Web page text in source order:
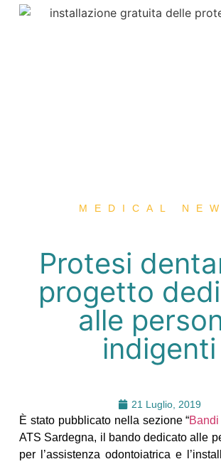
MEDICAL
Protesi
progetto
alle
indigenti
21 Luglio, 2019
È stato pubblicato nella sezione “
ATS Sardegna, il bando dedicato alle
per l’assistenza odontoiatrica e